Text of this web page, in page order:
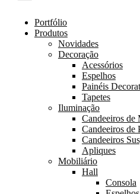
Portfólio
Produtos
Novidades
Decoração
Acessórios
Espelhos
Painéis
Tapetes
Iluminação
Candeeiros de
Candeeiros de
Candeeiros
Apliques
Mobiliário
Hall
Consola